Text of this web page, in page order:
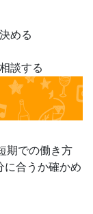
める
談する
期での働き方
に合うか確かめ